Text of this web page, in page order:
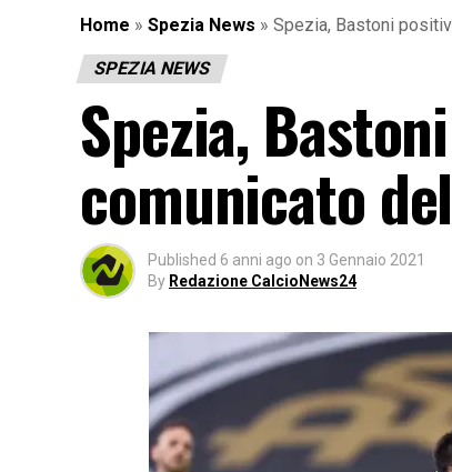
Home » Spezia News » Spezia, Bastoni
SPEZIA NEWS
Spezia,
comunicato
Published 6 anni ago on 3 Gennaio 2021
By Redazione CalcioNews24